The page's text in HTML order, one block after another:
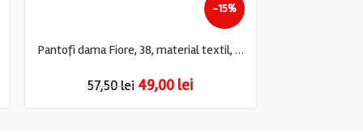
-15%
Pantofi dama Fiore, 38, material textil, albastru
57,50lei 49,00 lei